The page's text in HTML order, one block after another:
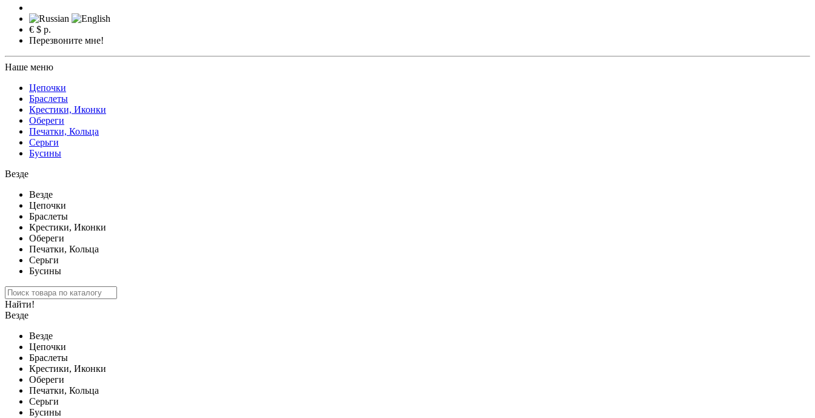
€ $ р.
Перезвоните мне!
Наше меню
Цепочки
Браслеты
Крестики, Иконки
Обереги
Печатки, Кольца
Серьги
Бусины
Везде
Везде
Цепочки
Браслеты
Крестики, Иконки
Обереги
Печатки, Кольца
Серьги
Бусины
Найти!
Везде
Везде
Цепочки
Браслеты
Крестики, Иконки
Обереги
Печатки, Кольца
Серьги
Бусины